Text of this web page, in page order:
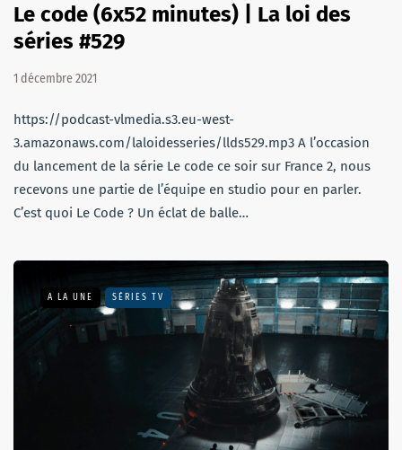
Le code (6x52 minutes) | La loi des
séries #529
1 décembre 2021
https://podcast-vlmedia.s3.eu-west-
3.amazonaws.com/laloidesseries/llds529.mp3 A l’occasion
du lancement de la série Le code ce soir sur France 2, nous
recevons une partie de l’équipe en studio pour en parler.
C’est quoi Le Code ? Un éclat de balle…
A LA UNE SÉRIES TV